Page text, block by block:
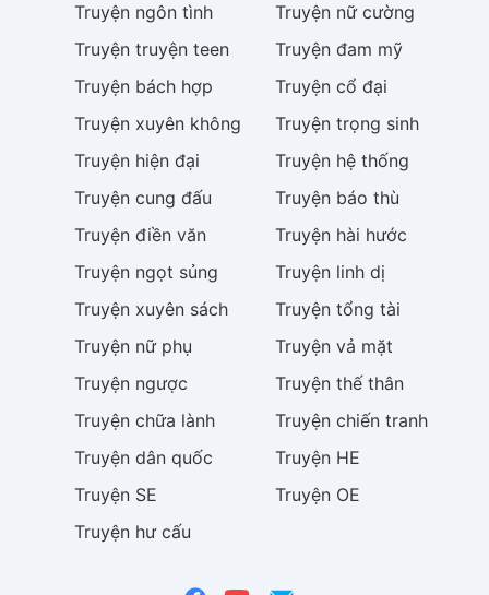
Truyện ngôn tình Truyện nữ cường
Truyện truyện teen Truyện đam mỹ
Truyện bách hợp Truyện cổ đại
Truyện xuyên không Truyện trọng sinh
Truyện hiện đại Truyện hệ thống
Truyện cung đấu Truyện báo thù
Truyện điền văn Truyện hài hước
Truyện ngọt sủng Truyện linh dị
Truyện xuyên sách Truyện tổng tài
Truyện nữ phụ Truyện vả mặt
Truyện ngược Truyện thế thân
Truyện chữa lành Truyện chiến tranh
Truyện dân quốc Truyện HE
Truyện SE Truyện OE
Truyện hư cấu